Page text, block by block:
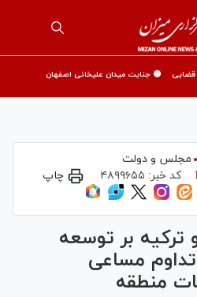
قضایی 🟡 جنایت میدان علیخانی اصفهان
مجلس و دولت
کد خبر: ۴۸۹۹۶۵۵ چاپ
ترکیه بر توسعه
مساعی
منطقه